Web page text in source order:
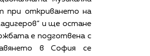
при откриването на
и ще остане
е подготвена с
в София се